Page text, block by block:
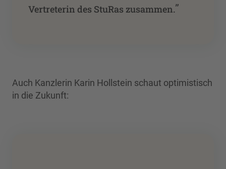
Vertreterin des StuRas zusammen.”
Auch Kanzlerin Karin Hollstein schaut optimistisch
in die Zukunft: